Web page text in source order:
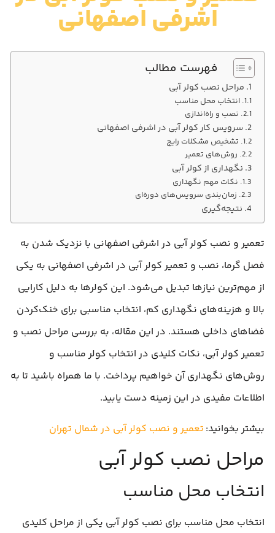
اشرفی اصفهانی
فهرست مطالب
مراحل نصب کولر آبی
انتخاب محل مناسب
نصب و راه‌اندازی
سرویس کار کولر آبی در اشرفی اصفهانی
تشخیص مشکلات رایج
روش‌های تعمیر
نگهداری از کولر آبی
نکات مهم نگهداری
زمان‌بندی سرویس‌های دوره‌ای
نتیجه‌گیری
تعمیر و نصب کولر آبی در اشرفی اصفهانی با نزدیک شدن به
فصل گرما، نصب و تعمیر کولر آبی در اشرفی اصفهانی به یکی
از مهم‌ترین نیازها تبدیل می‌شود. این کولرها به دلیل کارایی
بالا و هزینه‌های نگهداری کم، انتخاب مناسبی برای خنک‌کردن
فضاهای داخلی هستند. در این مقاله، به بررسی مراحل نصب و
تعمیر کولر آبی، نکات کلیدی در انتخاب کولر مناسب و
روش‌های نگهداری آن خواهیم پرداخت. با ما همراه باشید تا به
اطلاعات مفیدی در این زمینه دست یابید.
بیشتر بخوانید: تعمیر و نصب کولر آبی در شمال تهران
مراحل نصب کولر آبی
انتخاب محل مناسب
انتخاب محل مناسب برای نصب کولر آبی یکی از مراحل کلیدی